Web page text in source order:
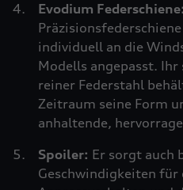
Evodium Federschiene:
individuell an die
Modells angepasst. Ihr
reiner Federstahl
Zeitraum seine Form
anhaltende,
Spoiler: Er sorgt auch
Geschwindigkeiten für